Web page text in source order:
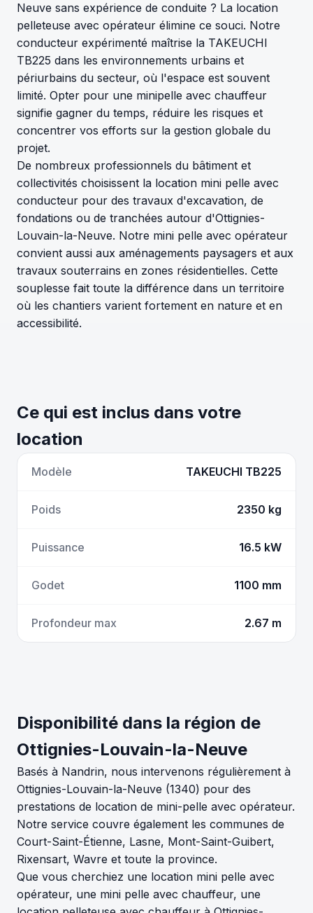
Neuve sans expérience de conduite ? La location
pelleteuse avec opérateur élimine ce souci. Notre
conducteur expérimenté maîtrise la TAKEUCHI
TB225 dans les environnements urbains et
périurbains du secteur, où l'espace est souvent
limité. Opter pour une minipelle avec chauffeur
signifie gagner du temps, réduire les risques et
concentrer vos efforts sur la gestion globale du
projet.
De nombreux professionnels du bâtiment et
collectivités choisissent la location mini pelle avec
conducteur pour des travaux d'excavation, de
fondations ou de tranchées autour d'Ottignies-
Louvain-la-Neuve. Notre mini pelle avec opérateur
convient aussi aux aménagements paysagers et aux
travaux souterrains en zones résidentielles. Cette
souplesse fait toute la différence dans un territoire
où les chantiers varient fortement en nature et en
accessibilité.
Ce qui est inclus dans votre
location
Modèle TAKEUCHI TB225
Poids 2350 kg
Puissance 16.5 kW
Godet 1100 mm
Profondeur max 2.67 m
Disponibilité dans la région de
Ottignies-Louvain-la-Neuve
Basés à Nandrin, nous intervenons régulièrement à
Ottignies-Louvain-la-Neuve (1340) pour des
prestations de location de mini-pelle avec opérateur.
Notre service couvre également les communes de
Court-Saint-Étienne, Lasne, Mont-Saint-Guibert,
Rixensart, Wavre et toute la province.
Que vous cherchiez une location mini pelle avec
opérateur, une mini pelle avec chauffeur, une